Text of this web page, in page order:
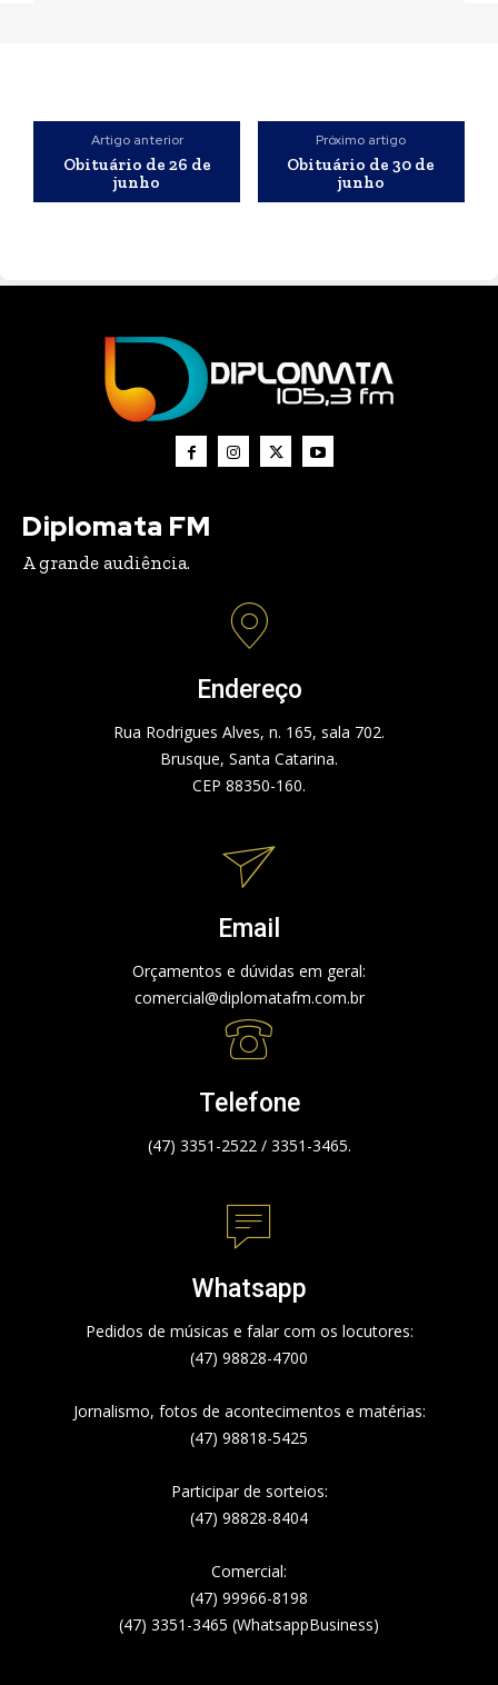
Artigo anterior
Obituário de 26 de
junho
Próximo artigo
Obituário de 30 de
junho
Diplomata FM
A grande audiência.
Endereço
Rua Rodrigues Alves, n. 165, sala 702.
Brusque, Santa Catarina.
CEP 88350-160.
Email
Orçamentos e dúvidas em geral:
comercial@diplomatafm.com.br
Telefone
(47) 3351-2522 / 3351-3465.
Whatsapp
Pedidos de músicas e falar com os locutores:
(47) 98828-4700
Jornalismo, fotos de acontecimentos e matérias:
(47) 98818-5425
Participar de sorteios:
(47) 98828-8404
Comercial:
(47) 99966-8198
(47) 3351-3465 (WhatsappBusiness)